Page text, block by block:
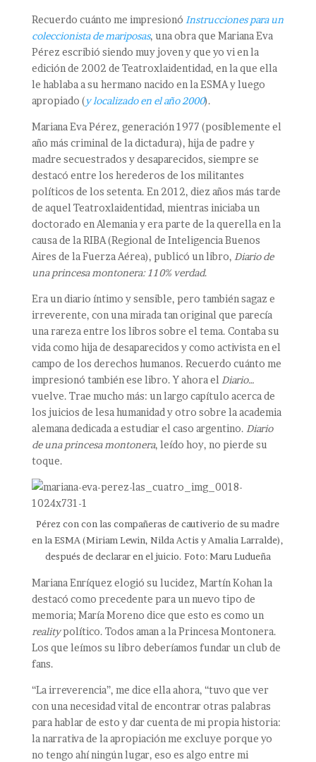
Recuerdo cuánto me impresionó Instrucciones para un
coleccionista de mariposas, una obra que Mariana Eva
Pérez escribió siendo muy joven y que yo vi en la
edición de 2002 de Teatroxlaidentidad, en la que ella
le hablaba a su hermano nacido en la ESMA y luego
apropiado (y localizado en el año 2000).
Mariana Eva Pérez, generación 1977 (posiblemente el
año más criminal de la dictadura), hija de padre y
madre secuestrados y desaparecidos, siempre se
destacó entre los herederos de los militantes
políticos de los setenta. En 2012, diez años más tarde
de aquel Teatroxlaidentidad, mientras iniciaba un
doctorado en Alemania y era parte de la querella en la
causa de la RIBA (Regional de Inteligencia Buenos
Aires de la Fuerza Aérea), publicó un libro, Diario de
una princesa montonera: 110% verdad.
Era un diario íntimo y sensible, pero también sagaz e
irreverente, con una mirada tan original que parecía
una rareza entre los libros sobre el tema. Contaba su
vida como hija de desaparecidos y como activista en el
campo de los derechos humanos. Recuerdo cuánto me
impresionó también ese libro. Y ahora el Diario…
vuelve. Trae mucho más: un largo capítulo acerca de
los juicios de lesa humanidad y otro sobre la academia
alemana dedicada a estudiar el caso argentino. Diario
de una princesa montonera, leído hoy, no pierde su
toque.
Pérez con con las compañeras de cautiverio de su madre
en la ESMA (Miriam Lewin, Nilda Actis y Amalia Larralde),
después de declarar en el juicio. Foto: Maru Ludueña
Mariana Enríquez elogió su lucidez, Martín Kohan la
destacó como precedente para un nuevo tipo de
memoria; María Moreno dice que esto es como un
realitypolítico. Todos aman a la Princesa Montonera.
Los que leímos su libro deberíamos fundar un club de
fans.
“La irreverencia”, me dice ella ahora, “tuvo que ver
con una necesidad vital de encontrar otras palabras
para hablar de esto y dar cuenta de mi propia historia:
la narrativa de la apropiación me excluye porque yo
no tengo ahí ningún lugar, eso es algo entre mi